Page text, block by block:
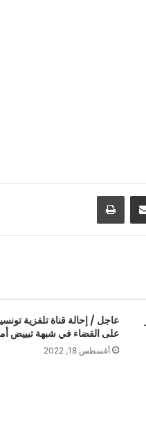
مشاركة عبر البريد طباعة
عاجل / إحالة قناة تلفزية
على القضاء في شبهة تبييض
أغسطس 18, 2022